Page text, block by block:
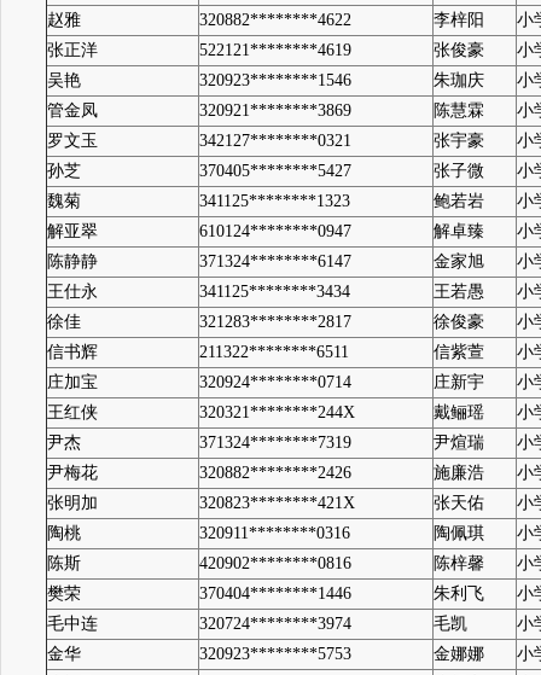
赵雅
320882********4622 李梓阳
小
张正洋
522121********4619 张俊豪
小
吴艳
320923********1546 朱珈庆
小
管金凤
320921********3869 陈慧霖
小
罗文玉
342127********0321 张宇豪
小
孙芝
370405********5427 张子微
小
魏菊
341125********1323 鲍若岩
小
解亚翠
610124********0947 解卓臻
小
陈静静
371324********6147 金家旭
小
王仕永
341125********3434 王若愚
小
徐佳
321283********2817 徐俊豪
小
信书辉
211322********6511 信紫萱
小
庄加宝
320924********0714 庄新宇
小
王红侠
320321********244X 戴鲡瑶
小
尹杰
371324********7319 尹煊瑞
小
尹梅花
320882********2426 施廉浩
小
张明加
320823********421X 张天佑
小
陶桃
320911********0316 陶佩琪
小
陈斯
420902********0816 陈梓馨
小
樊荣
370404********1446 朱利飞
小
毛中连
320724********3974 毛凯
小
金华
320923********5753 金娜娜
小